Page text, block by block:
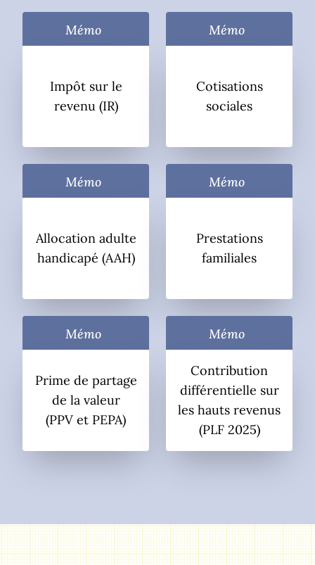
Mémo
Impôt sur le
revenu (IR)
Mémo
Cotisations
sociales
Mémo
Allocation adulte
handicapé (AAH)
Mémo
Prestations
familiales
Mémo
Prime de partage
de la valeur
(PPV et PEPA)
Mémo
Contribution
différentielle sur
les hauts revenus
(PLF 2025)